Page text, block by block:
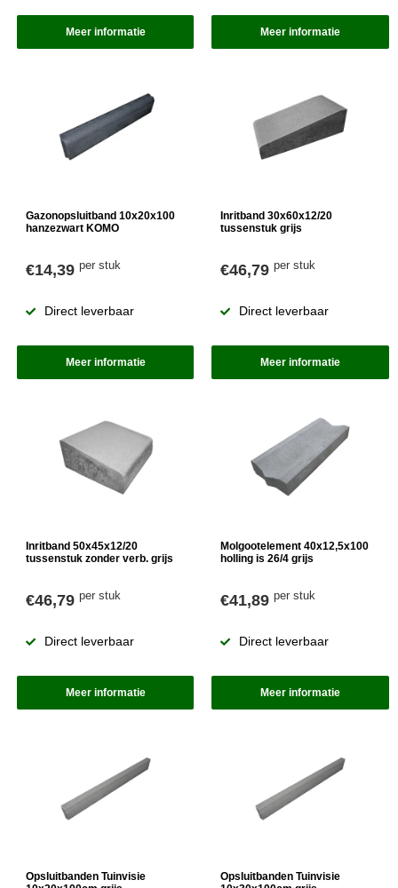
Meer informatie Meer informatie
Gazonopsluitband 10x20x100
hanzezwart KOMO
€14,39 per stuk
Direct leverbaar
Meer informatie
Inritband 30x60x12/20
tussenstuk grijs
€46,79per stuk
Direct leverbaar
Meer informatie
Inritband 50x45x12/20
tussenstuk zonder verb. grijs
€46,79 per stuk
Direct leverbaar
Meer informatie
Molgootelement 40x12,5x100
holling is 26/4 grijs
€41,89per stuk
Direct leverbaar
Meer informatie
Opsluitbanden Tuinvisie
Opsluitbanden Tuinvisie